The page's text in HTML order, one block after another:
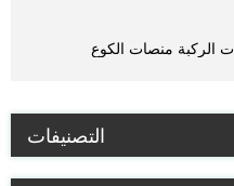
الركبة منصات الكوع
التصنيفات